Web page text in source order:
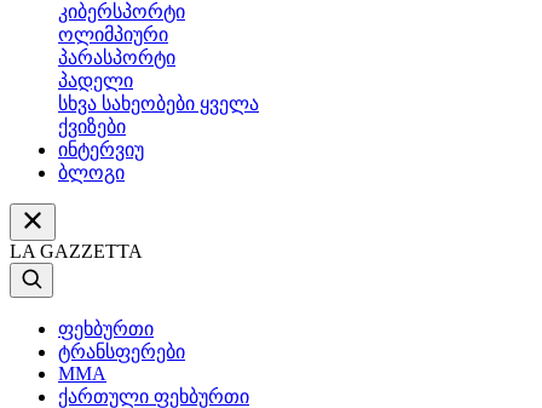
კიბერსპორტი
ოლიმპიური
პარასპორტი
პადელი
სხვა სახეობები ყველა
ქვიზები
ინტერვიუ
ბლოგი
LA GAZZETTA
ფეხბურთი
ტრანსფერები
MMA
ქართული ფეხბურთი